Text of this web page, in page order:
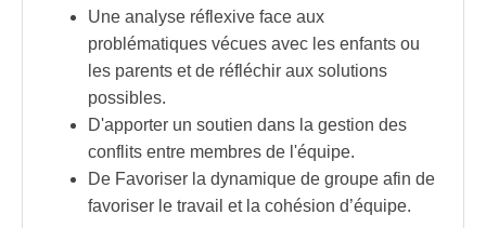
Une analyse réflexive face aux
problématiques vécues avec les enfants ou
les parents et de réfléchir aux solutions
possibles.
D'apporter un soutien dans la gestion des
conflits entre membres de l'équipe.
De Favoriser la dynamique de groupe afin de
favoriser le travail et la cohésion d’équipe.